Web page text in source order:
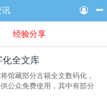
讯
经验分享
化全文库
馆藏部分古籍全文数码化，
公众免费使用，其中有部分